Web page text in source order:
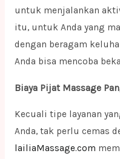
untuk menjalankan
itu, untuk Anda yang
dengan beragam
Anda bisa mencoba
Biaya Pijat Massage
Kecuali tipe layanan
Anda, tak perlu cemas
lailiaMassage.com